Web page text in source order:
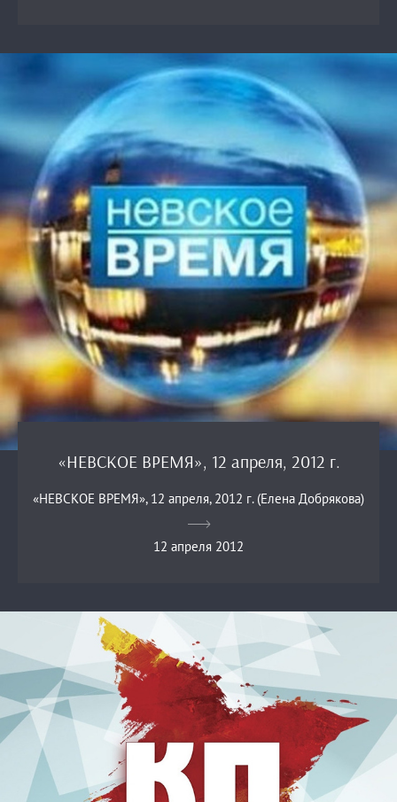
«НЕВСКОЕ ВРЕМЯ», 12 апреля, 2012 г.
«НЕВСКОЕ ВРЕМЯ», 12 апреля, 2012 г. (Елена Добрякова)
12 апреля 2012